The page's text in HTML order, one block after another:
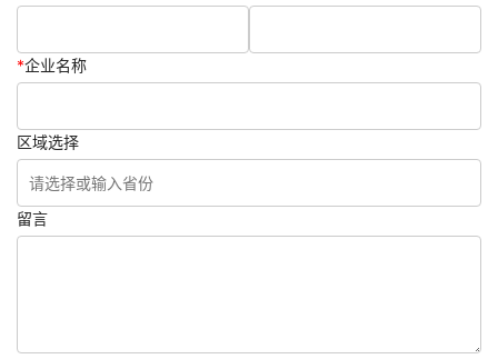
*企业名称
区域选择
留言